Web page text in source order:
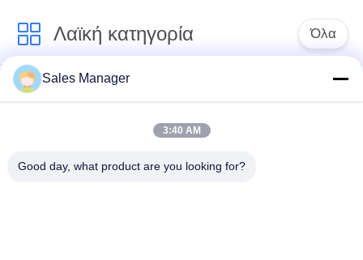
Λαϊκή κατηγορία Όλα
υδραυλικών
πασσάλων
συναρμολογημένα
σωρό πρόγραμμα
Sales Manager
3:40 AM
Good day, what product are you looking for?